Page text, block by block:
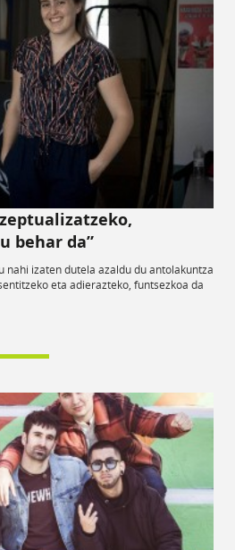
behar da”
nahi izaten dutela azaldu du antolakuntza
eta adierazteko, funtsezkoa da